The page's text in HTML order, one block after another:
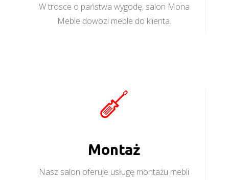
W trosce o państwa wygodę, salon Mona
Meble dowozi meble do klienta.
Montaż
Nasz salon oferuje usługę montażu mebli